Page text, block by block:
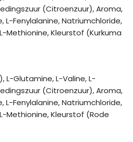
(Citroenzuur), Aroma,
L-Fenylalanine, Natriumchloride,
Methionine, Kleurstof (Kurkuma
L-Glutamine, L-Valine, L-
(Citroenzuur), Aroma,
L-Fenylalanine, Natriumchloride,
Methionine, Kleurstof (Rode